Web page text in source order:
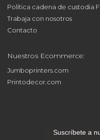
Política cadena de custodia
Trabaja con nosotros
Contacto
Nuestros Ecommerce:
Jumboprinters.com
Printodecor.com